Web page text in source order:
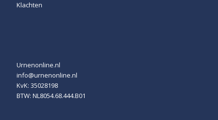
Klachten
Urnenonline.nl
info@urnenonline.nl
KvK: 35028198
BTW: NL8054.68.444.B01